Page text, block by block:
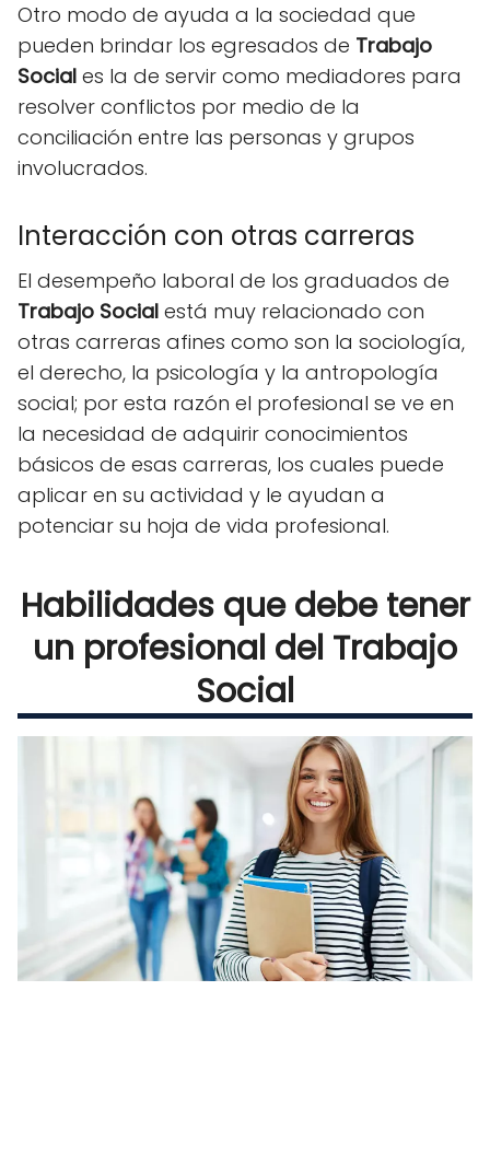
Otro modo de ayuda a la sociedad que
pueden brindar los egresados de Trabajo
Social es la de servir como mediadores para
resolver conflictos por medio de la
conciliación entre las personas y grupos
involucrados.
Interacción con otras carreras
El desempeño laboral de los graduados de
Trabajo Social está muy relacionado con
otras carreras afines como son la sociología,
el derecho, la psicología y la antropología
social; por esta razón el profesional se ve en
la necesidad de adquirir conocimientos
básicos de esas carreras, los cuales puede
aplicar en su actividad y le ayudan a
potenciar su hoja de vida profesional.
Habilidades que debe tener
un profesional del Trabajo
Social